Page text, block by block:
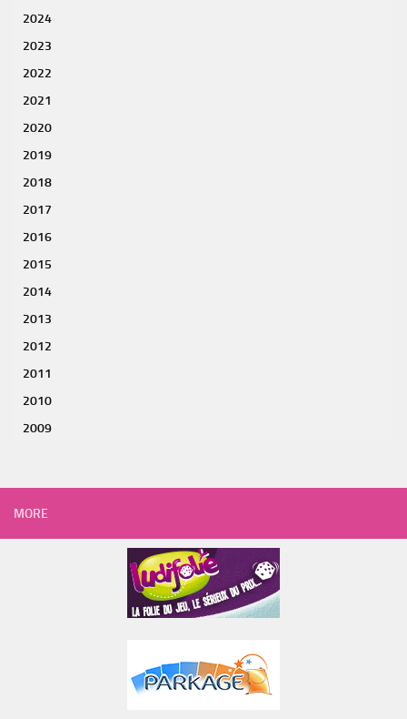
2024
2023
2022
2021
2020
2019
2018
2017
2016
2015
2014
2013
2012
2011
2010
2009
MORE